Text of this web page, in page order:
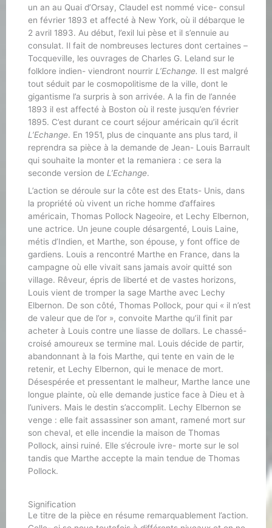
un an au Quai d’Orsay, Claudel est nommé vice- consul
en février 1893 et affecté à New York, où il débarque le
2 avril 1893. Au début, l’exil lui pèse et il s’ennuie au
consulat. Il fait de nombreuses lectures dont certaines –
Tocqueville, les ouvrages de Charles G. Leland sur le
folklore indien- viendront nourrir L’Echange. Il est malgré
tout séduit par le cosmopolitisme de la ville, dont le
gigantisme l’a surpris à son arrivée. A la fin de l’année
1893 il est affecté à Boston où il reste jusqu’en février
1895. C’est durant ce court séjour américain qu’il écrit
L’Echange. En 1951, plus de cinquante ans plus tard, il
reprendra sa pièce à la demande de Jean- Louis Barrault
qui souhaite la monter et la remaniera : ce sera la
seconde version de L’Echange.
L’action se déroule sur la côte est des Etats- Unis, dans
la propriété où vivent un riche homme d’affaires
américain, Thomas Pollock Nageoire, et Lechy Elbernon,
une actrice. Un jeune couple désargenté, Louis Laine,
métis d’Indien, et Marthe, son épouse, y font office de
gardiens. Louis a rencontré Marthe en France, dans la
campagne où elle vivait sans jamais avoir quitté son
village. Rêveur, épris de liberté et de vastes horizons,
Louis vient de tromper la sage Marthe avec Lechy
Elbernon. De son côté, Thomas Pollock, pour qui « il n’est
de valeur que de l’or », convoite Marthe qu’il finit par
acheter à Louis contre une liasse de dollars. Le chassé-
croisé amoureux se termine mal. Louis décide de partir,
abandonnant à la fois Marthe, qui tente en vain de le
retenir, et Lechy Elbernon, qui le menace de mort.
Désespérée et pressentant le malheur, Marthe lance une
longue plainte, où elle demande justice face à Dieu et à
l’univers. Mais le destin s’accomplit. Lechy Elbernon se
venge : elle fait assassiner son amant, ramené mort sur
son cheval, et elle incendie la maison de Thomas
Pollock, ainsi ruiné. Elle s’écroule ivre- morte sur le sol
tandis que Marthe accepte la main tendue de Thomas
Pollock.
Signification
Le titre de la pièce en résume remarquablement l’action.